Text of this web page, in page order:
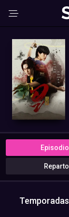
Reparto